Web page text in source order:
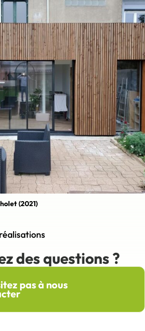
(2021)
des questions ?
pas à nous